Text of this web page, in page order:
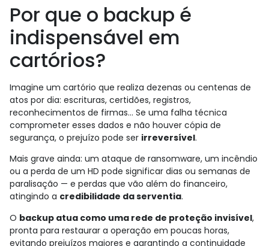
Por que o backup é
indispensável em
cartórios?
Imagine um cartório que realiza dezenas ou centenas de
atos por dia: escrituras, certidões, registros,
reconhecimentos de firmas… Se uma falha técnica
comprometer esses dados e não houver cópia de
segurança, o prejuízo pode ser irreversível.
Mais grave ainda: um ataque de ransomware, um incêndio
ou a perda de um HD pode significar dias ou semanas de
paralisação — e perdas que vão além do financeiro,
atingindo a credibilidade da serventia.
O backup atua como uma rede de proteção invisível,
pronta para restaurar a operação em poucas horas,
evitando prejuízos maiores e garantindo a continuidade